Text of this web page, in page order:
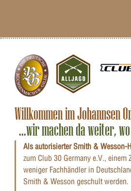
Willkommen im Johannsen
...wir machen da weiter,
Als autorisierter Smith & Wesson-
zum Club 30 Germany e.V., einem
weniger Fachhändler in
Smith & Wesson geschult werden.